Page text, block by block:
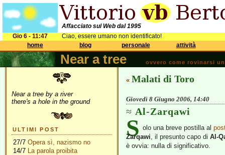
Affacciato sul Web dal 1995
Gio 6 - 11:47
Ciao, essere umano non identificato!
home
blog personale attività
Near a tree ovvero come rovinarsi
Near a tree by a river
there's a hole in the ground
ULTIMI POST
27/7 Opera sì, nazismo no
14/7 La parola proibita
« Malati di Toro
Giovedì 8 Giugno 2006, 14:40
Al-Zarqawi
S olo una breve postilla al
Zarqawi, il presunto capo di Al-
è ovvia: nulla di significativo.